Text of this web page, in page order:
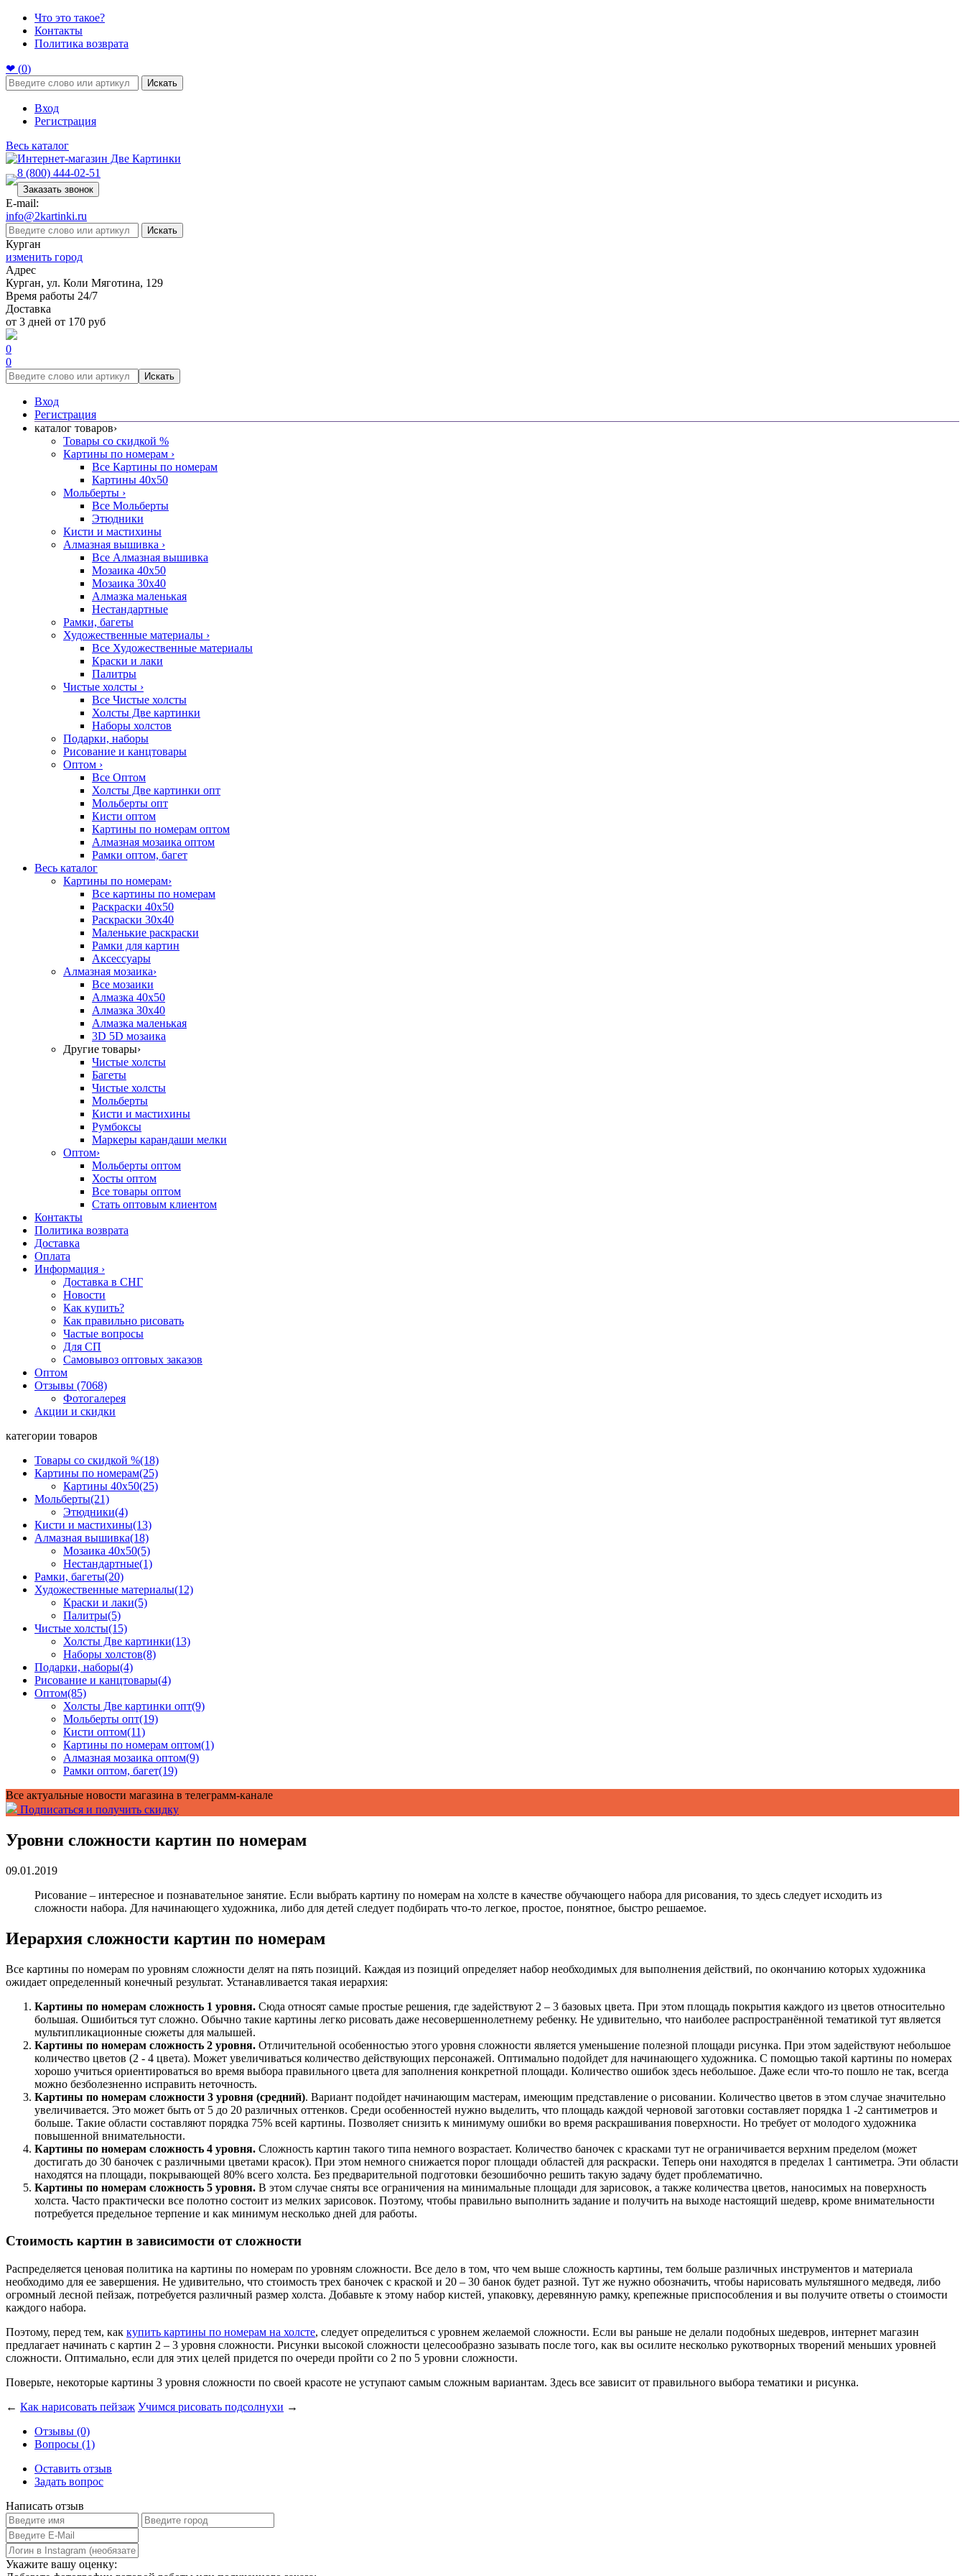
Что это такое?
Контакты
Политика возврата
❤ (0)
Искать
Вход
Регистрация
Весь каталог
8 (800) 444-02-51
Заказать звонок
E-mail:
info@2kartinki.ru
Искать
Курган
изменить город
Адрес
Курган, ул. Коли Мяготина, 129
Время работы 24/7
Доставка
от 3 дней от 170 руб
0
0
Искать
Вход
Регистрация
каталог товаров›
Товары со скидкой %
Картины по номерам ›
Все Картины по номерам
Картины 40x50
Мольберты ›
Все Мольберты
Этюдники
Кисти и мастихины
Алмазная вышивка ›
Все Алмазная вышивка
Мозаика 40x50
Мозаика 30x40
Алмазка маленькая
Нестандартные
Рамки, багеты
Художественные материалы ›
Все Художественные материалы
Краски и лаки
Палитры
Чистые холсты ›
Все Чистые холсты
Холсты Две картинки
Наборы холстов
Подарки, наборы
Рисование и канцтовары
Оптом ›
Все Оптом
Холсты Две картинки опт
Мольберты опт
Кисти оптом
Картины по номерам оптом
Алмазная мозаика оптом
Рамки оптом, багет
Весь каталог
Картины по номерам›
Все картины по номерам
Раскраски 40х50
Раскраски 30х40
Маленькие раскраски
Рамки для картин
Аксессуары
Алмазная мозаика›
Все мозаики
Алмазка 40х50
Алмазка 30х40
Алмазка маленькая
3D 5D мозаика
Другие товары›
Чистые холсты
Багеты
Чистые холсты
Мольберты
Кисти и мастихины
Румбоксы
Маркеры карандаши мелки
Оптом›
Мольберты оптом
Хосты оптом
Все товары оптом
Стать оптовым клиентом
Контакты
Политика возврата
Доставка
Оплата
Информация ›
Доставка в СНГ
Новости
Как купить?
Как правильно рисовать
Частые вопросы
Для СП
Самовывоз оптовых заказов
Оптом
Отзывы (7068)
Фотогалерея
Акции и скидки
категории товаров
Товары со скидкой %(18)
Картины по номерам(25)
Картины 40x50(25)
Мольберты(21)
Этюдники(4)
Кисти и мастихины(13)
Алмазная вышивка(18)
Мозаика 40x50(5)
Нестандартные(1)
Рамки, багеты(20)
Художественные материалы(12)
Краски и лаки(5)
Палитры(5)
Чистые холсты(15)
Холсты Две картинки(13)
Наборы холстов(8)
Подарки, наборы(4)
Рисование и канцтовары(4)
Оптом(85)
Холсты Две картинки опт(9)
Мольберты опт(19)
Кисти оптом(11)
Картины по номерам оптом(1)
Алмазная мозаика оптом(9)
Рамки оптом, багет(19)
Все актуальные новости магазина в телеграмм-канале
Подписаться и получить скидку
Уровни сложности картин по номерам
09.01.2019
Рисование – интересное и познавательное занятие. Если выбрать картину по номерам на холсте в качестве обучающего набора для рисования, то здесь следует исходить из
сложности набора. Для начинающего художника, либо для детей следует подбирать что-то легкое, простое, понятное, быстро решаемое.
Иерархия сложности картин по номерам
Все картины по номерам по уровням сложности делят на пять позиций. Каждая из позиций определяет набор необходимых для выполнения действий, по окончанию которых художника
ожидает определенный конечный результат. Устанавливается такая иерархия:
Картины по номерам сложность 1 уровня. Сюда относят самые простые решения, где задействуют 2 – 3 базовых цвета. При этом площадь покрытия каждого из цветов относительно
большая. Ошибиться тут сложно. Обычно такие картины легко рисовать даже несовершеннолетнему ребенку. Не удивительно, что наиболее распространённой тематикой тут является
мультипликационные сюжеты для малышей.
Картины по номерам сложность 2 уровня. Отличительной особенностью этого уровня сложности является уменьшение полезной площади рисунка. При этом задействуют небольшое
количество цветов (2 - 4 цвета). Может увеличиваться количество действующих персонажей. Оптимально подойдет для начинающего художника. С помощью такой картины по номерах
хорошо учиться ориентироваться во время выбора правильного цвета для заполнения конкретной площади. Количество ошибок здесь небольшое. Даже если что-то пошло не так, всегда
можно безболезненно исправить неточность.
Картины по номерам сложности 3 уровня (средний). Вариант подойдет начинающим мастерам, имеющим представление о рисовании. Количество цветов в этом случае значительно
увеличивается. Это может быть от 5 до 20 различных оттенков. Среди особенностей нужно выделить, что площадь каждой черновой заготовки составляет порядка 1 -2 сантиметров и
больше. Такие области составляют порядка 75% всей картины. Позволяет снизить к минимуму ошибки во время раскрашивания поверхности. Но требует от молодого художника
повышенной внимательности.
Картины по номерам сложность 4 уровня. Сложность картин такого типа немного возрастает. Количество баночек с красками тут не ограничивается верхним пределом (может
достигать до 30 баночек с различными цветами красок). При этом немного снижается порог площади областей для раскраски. Теперь они находятся в пределах 1 сантиметра. Эти области
находятся на площади, покрывающей 80% всего холста. Без предварительной подготовки безошибочно решить такую задачу будет проблематично.
Картины по номерам сложность 5 уровня. В этом случае сняты все ограничения на минимальные площади для зарисовок, а также количества цветов, наносимых на поверхность
холста. Часто практически все полотно состоит из мелких зарисовок. Поэтому, чтобы правильно выполнить задание и получить на выходе настоящий шедевр, кроме внимательности
потребуется предельное терпение и как минимум несколько дней для работы.
Стоимость картин в зависимости от сложности
Распределяется ценовая политика на картины по номерам по уровням сложности. Все дело в том, что чем выше сложность картины, тем больше различных инструментов и материала
необходимо для ее завершения. Не удивительно, что стоимость трех баночек с краской и 20 – 30 банок будет разной. Тут же нужно обозначить, чтобы нарисовать мультяшного медведя, либо
огромный лесной пейзаж, потребуется различный размер холста. Добавьте к этому набор кистей, упаковку, деревянную рамку, крепежные приспособления и вы получите ответы о стоимости
каждого набора.
Поэтому, перед тем, как купить картины по номерам на холсте, следует определиться с уровнем желаемой сложности. Если вы раньше не делали подобных шедевров, интернет магазин
предлагает начинать с картин 2 – 3 уровня сложности. Рисунки высокой сложности целесообразно зазывать после того, как вы осилите несколько рукотворных творений меньших уровней
сложности. Оптимально, если для этих целей придется по очереди пройти со 2 по 5 уровни сложности.
Поверьте, некоторые картины 3 уровня сложности по своей красоте не уступают самым сложным вариантам. Здесь все зависит от правильного выбора тематики и рисунка.
← Как нарисовать пейзаж Учимся рисовать подсолнухи →
Отзывы (0)
Вопросы (1)
Оставить отзыв
Задать вопрос
Написать отзыв
Укажите вашу оценку: